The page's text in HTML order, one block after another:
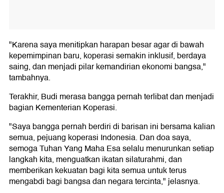
"Karena saya menitipkan harapan besar agar di bawah
kepemimpinan baru, koperasi semakin inklusif, berdaya
saing, dan menjadi pilar kemandirian ekonomi bangsa,"
tambahnya.
Terakhir, Budi merasa bangga pernah terlibat dan menjadi
bagian Kementerian Koperasi.
"Saya bangga pernah berdiri di barisan ini bersama kalian
semua, pejuang koperasi Indonesia. Dan doa saya,
semoga Tuhan Yang Maha Esa selalu menurunkan setiap
langkah kita, menguatkan ikatan silaturahmi, dan
memberikan kekuatan bagi kita semua untuk terus
mengabdi bagi bangsa dan negara tercinta," jelasnya.